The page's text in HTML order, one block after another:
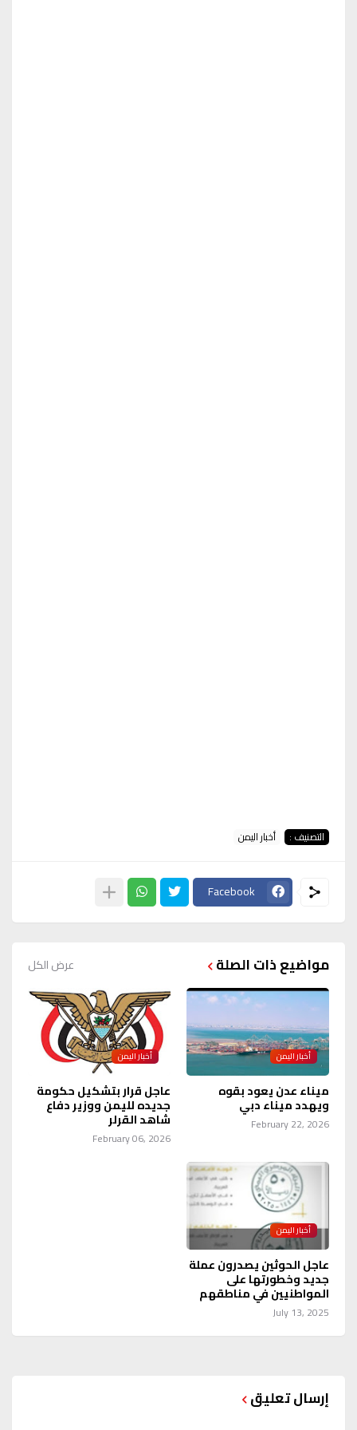
التصنيف : أخبار اليمن
Facebook
مواضيع ذات الصلة عرض الكل
أخبار اليمن
ميناء عدن يعود بقوه
ويهدد ميناء دبي
February 22, 2026
أخبار اليمن
عاجل قرار بتشكيل حكومة
جديده لليمن ووزير دفاع
شاهد القرلر
February 06, 2026
أخبار اليمن
عاجل الحوثين يصدرون عملة
جديد وخطورتها على
المواطنيين في مناطقهم
July 13, 2025
إرسال تعليق